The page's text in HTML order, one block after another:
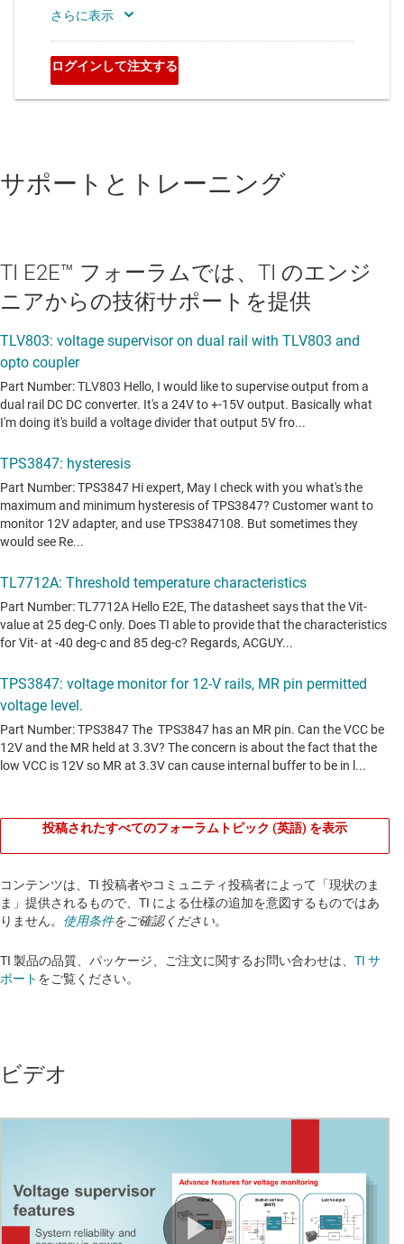
サポートとトレーニング
TI E2E™ フォーラムでは、TI のエンジ
ニアからの技術サポートを提供
投稿されたすべてのフォーラムトピック (英語) を表示
コンテンツは、TI 投稿者やコミュニティ投稿者によって「現状のま
ま」提供されるもので、TI による仕様の追加を意図するものではあ
りません。 使用条件をご確認ください。
TI 製品の品質、パッケージ、ご注文に関するお問い合わせは、 TI サ
ポート をご覧ください。​​​​​​​​​​​​​​
ビデオ